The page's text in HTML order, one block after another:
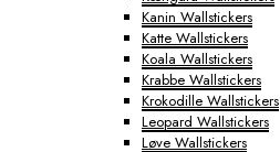
Kanin Wallstickers
Katte Wallstickers
Koala Wallstickers
Krabbe Wallstickers
Krokodille Wallstickers
Leopard Wallstickers
Løve Wallstickers